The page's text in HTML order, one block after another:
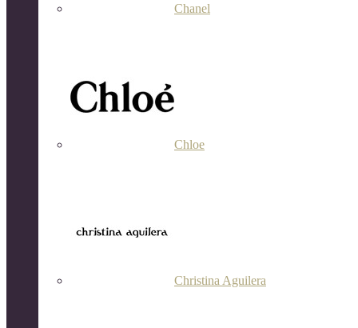
Chanel
Chloe
Christina Aguilera